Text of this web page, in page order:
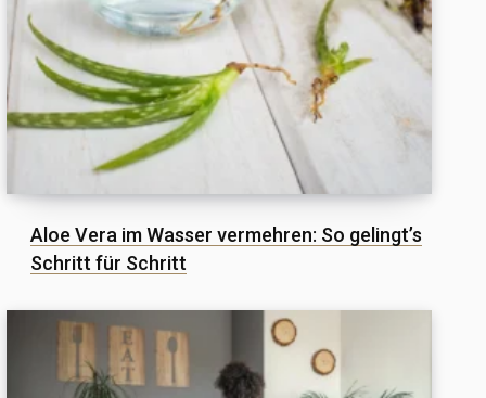
Aloe Vera im Wasser vermehren: So gelingt’s
Schritt für Schritt